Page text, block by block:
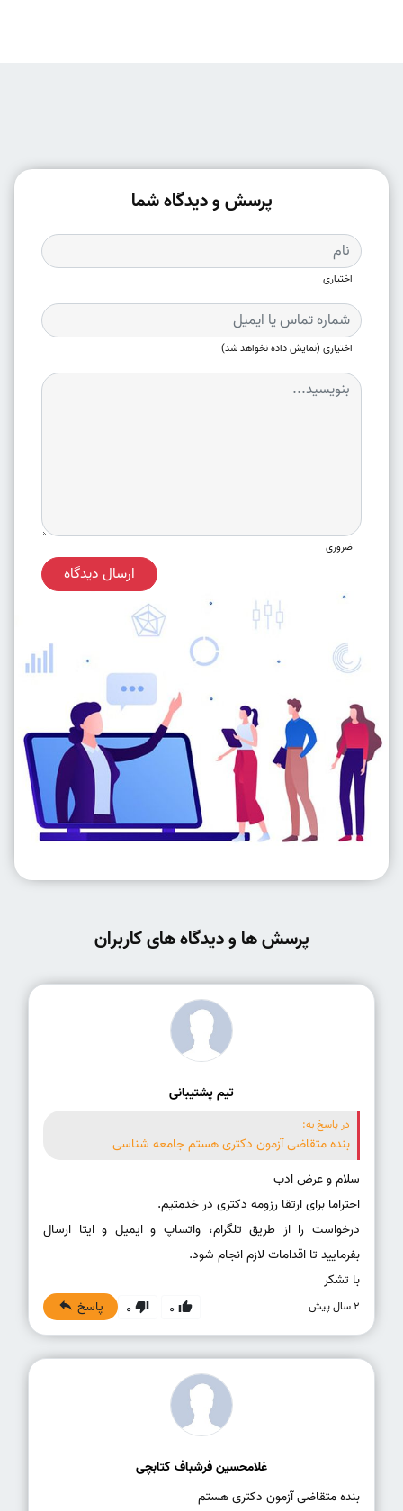
پرسش و دیدگاه شما
اختیاری
اختیاری (نمایش داده نخواهد شد)
ضروری
ارسال دیدگاه
پرسش ها و دیدگاه های کاربران
تیم پشتیبانی
در پاسخ به:
بنده متقاضی آزمون دکتری هستم جامعه شناسی
درخواست را از طریق تلگرام، واتساپ و ایمیل و ایتا ارسال
با تشکر
2 سال پیش 0
0 پاسخ
غلامحسین فرشباف کتابچی